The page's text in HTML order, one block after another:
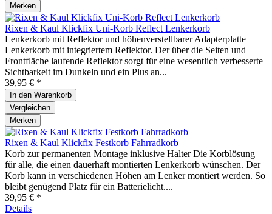
Merken
Rixen & Kaul Klickfix Uni-Korb Reflect Lenkerkorb
Lenkerkorb mit Reflektor und höhenverstellbarer Adapterplatte
Lenkerkorb mit integriertem Reflektor. Der über die Seiten und
Frontfläche laufende Reflektor sorgt für eine wesentlich verbesserte
Sichtbarkeit im Dunkeln und ein Plus an...
39,95 € *
In den Warenkorb
Vergleichen
Merken
Rixen & Kaul Klickfix Festkorb Fahrradkorb
Korb zur permanenten Montage inklusive Halter Die Korblösung
für alle, die einen dauerhaft montierten Lenkerkorb wünschen. Der
Korb kann in verschiedenen Höhen am Lenker montiert werden. So
bleibt genügend Platz für ein Batterielicht....
39,95 € *
Details